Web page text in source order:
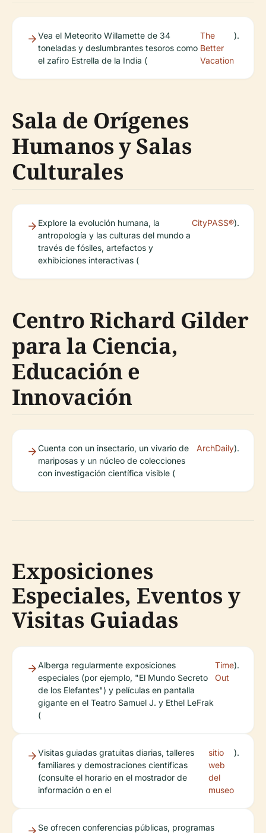
Vea el Meteorito Willamette de 34
toneladas y deslumbrantes tesoros como
el zafiro Estrella de la India (
The
Better
Vacation
).
Sala de Orígenes
Humanos y Salas
Culturales
Explore la evolución humana, la
antropología y las culturas del mundo a
través de fósiles, artefactos y
exhibiciones interactivas (
CityPASS®).
Centro Richard Gilder
para la Ciencia,
Educación e
Innovación
Cuenta con un insectario, un vivario de
mariposas y un núcleo de colecciones
con investigación científica visible (
ArchDaily).
Exposiciones
Especiales, Eventos y
Visitas Guiadas
Alberga regularmente exposiciones
especiales (por ejemplo, "El Mundo Secreto
de los Elefantes") y películas en pantalla
gigante en el Teatro Samuel J. y Ethel LeFrak
(
Time
Out
).
Visitas guiadas gratuitas diarias, talleres
familiares y demostraciones científicas
(consulte el horario en el mostrador de
información o en el
sitio
web
del
museo
).
Se ofrecen conferencias públicas, programas